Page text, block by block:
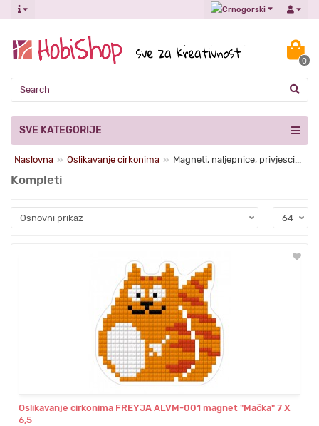
0
SVE KATEGORIJE
Naslovna Oslikavanje cirkonima Magneti, naljepnice, privjesci...
Kompleti
Oslikavanje cirkonima FREYJA ALVM-001 magnet "Mačka" 7 Х
6,5